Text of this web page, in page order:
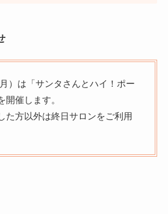
）は「サンタさんとハイ！ポー
開催します。
た方以外は終日サロンをご利用